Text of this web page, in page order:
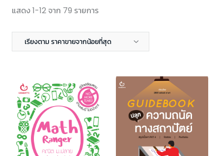
แสดง 1-12 จาก 79 รายการ
เรียงตาม ราคาขายจากน้อยที่สุด